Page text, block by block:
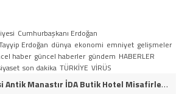
Cumhurbaşkanı Erdoğan
Erdoğan dünya ekonomi emniyet gelişmeler
haber güncel haberler gündem HABERLER
son dakika TÜRKİYE VİRÜS
Kazdağları’nın Gözdesi Antik Manastır İDA Butik Hotel Misafirlerinden Tam Not Alıyor